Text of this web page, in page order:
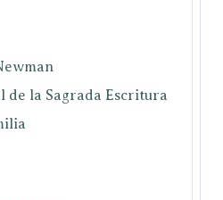
de la Sagrada Escritura